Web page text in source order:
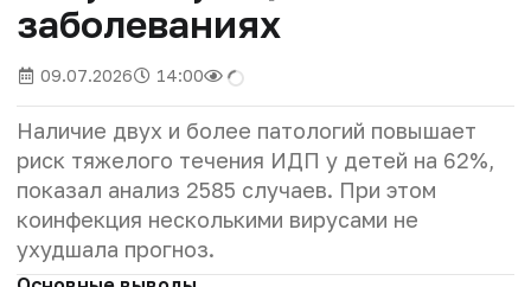
заболеваниях
09.07.2026 14:00
Наличие двух и более патологий повышает
риск тяжелого течения ИДП у детей на 62%,
показал анализ 2585 случаев. При этом
коинфекция несколькими вирусами не
ухудшала прогноз.